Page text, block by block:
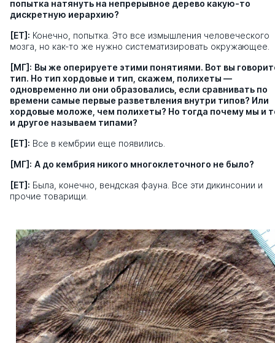
попытка натянуть на непрерывное дерево какую-то
дискретную иерархию?
[ЕТ]: Конечно, попытка. Это все измышления человеческого
мозга, но как-то же нужно систематизировать окружающее.
[МГ]: Вы же оперируете этими понятиями. Вот вы
тип. Но тип хордовые и тип, скажем, полихеты —
одновременно ли они образовались, если сравнивать по
времени самые первые разветвления внутри типов? Или
хордовые моложе, чем полихеты? Но тогда почему мы и
и другое называем типами?
[ЕТ]: Все в кембрии еще появились.
[МГ]: А до кембрия никого многоклеточного не было?
[ЕТ]: Была, конечно, вендская фауна. Все эти дикинсонии и
прочие товарищи.